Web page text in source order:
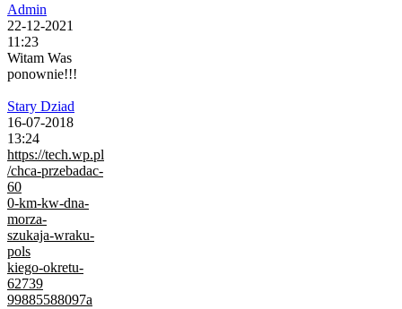
Admin
22-12-2021
11:23
Witam Was
ponownie!!!
Stary Dziad
16-07-2018
13:24
https://tech.wp.pl
/chca-przebadac-
60
0-km-kw-dna-
morza-
szukaja-wraku-
pols
kiego-okretu-
62739
99885588097a